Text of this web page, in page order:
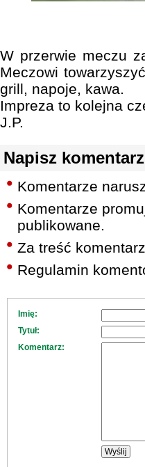
W przerwie meczu
Meczowi
grill, napoje, kawa.
Impreza to kolejna
J.P.
Napisz komentarz
Komentarze
Komentarze
publikowane.
Za treść
Regulamin
Imię:
Tytuł:
Komentarz: